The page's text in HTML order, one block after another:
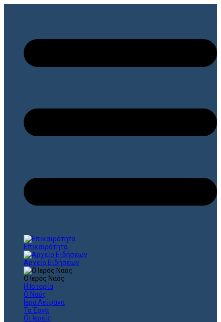
Επικαιρότητα
Αρχείο Ειδήσεων
Ο Ιερός Ναός
Η Ιστορία
Ο Ναός
Ιερά Λείψανα
Τα Έργα
Οι Ιερείς